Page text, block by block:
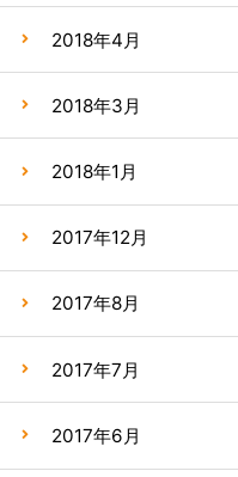
2018年4月
2018年3月
2018年1月
2017年12月
2017年8月
2017年7月
2017年6月